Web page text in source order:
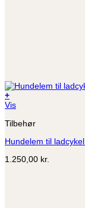
+
Dette
har
varianter.
kan
Vis
Tilbehør
Hundelem til
1.250,00 kr.